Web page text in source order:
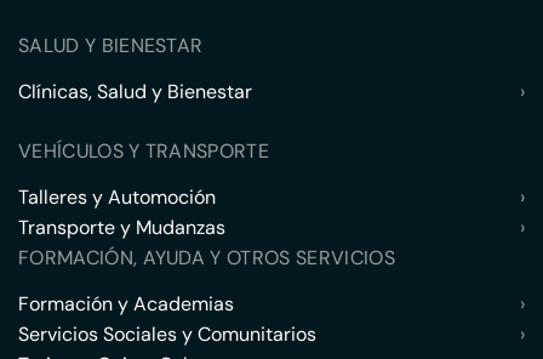
SALUD Y BIENESTAR
Clínicas, Salud y Bienestar
›
VEHÍCULOS Y TRANSPORTE
Talleres y Automoción
›
Transporte y Mudanzas
›
FORMACIÓN, AYUDA Y OTROS SERVICIOS
Formación y Academias
›
Servicios Sociales y Comunitarios
›